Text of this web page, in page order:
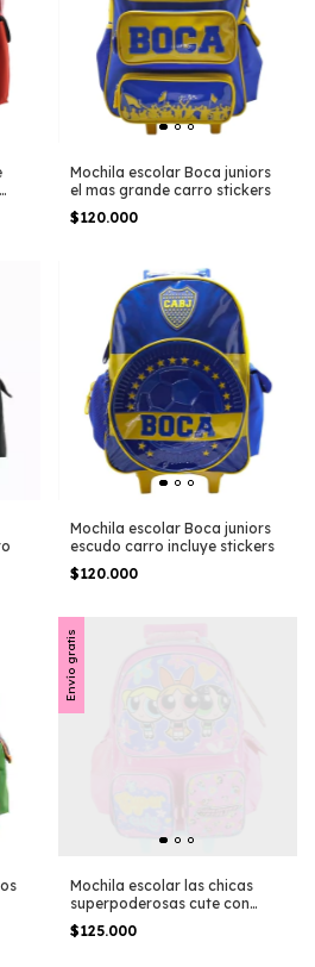
Mochila escolar Boca juniors
el mas grande carro stickers
$120.000
Mochila escolar Boca juniors
escudo carro incluye stickers
$120.000
Envío gratis
Mochila escolar las chicas
superpoderosas cute con
carro
$125.000